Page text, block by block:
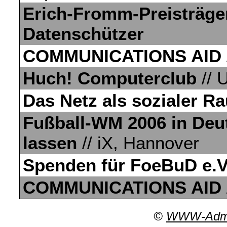
Erich-Fromm-
Datenschützer
COMMUNICATIONS AID
Huch! Computerclub //
Das Netz als sozialer
Fußball-WM 2006 in
lassen // iX, Hannover
Spenden für FoeBuD
COMMUNICATIONS AID
© WWW-